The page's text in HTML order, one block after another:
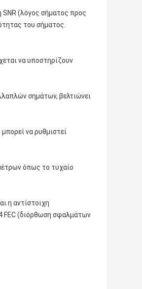
SNR (λόγος σήματος προς
του σήματος.
να υποστηρίζουν
σημάτων, βελτιώνει
να ρυθμιστεί
όπως το τυχαίο
η αντίστοιχη
FEC (διόρθωση σφαλμάτων